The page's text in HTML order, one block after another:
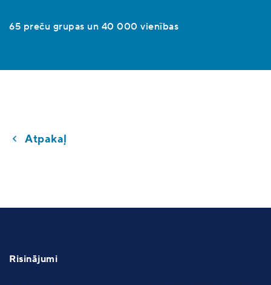
65 preču grupas un 40 000 vienības
Atpakaļ
Risinājumi